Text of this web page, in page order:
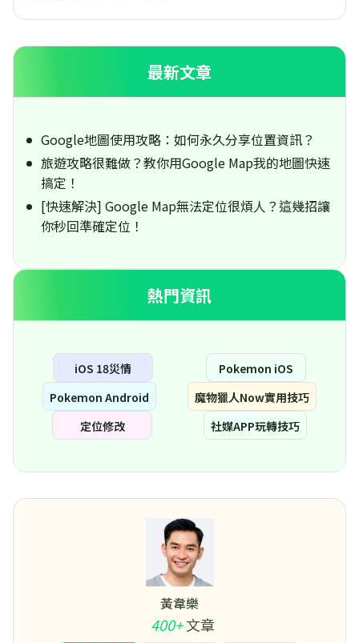
最新文章
Google地圖使用攻略：如何永久分享位置資訊？
旅遊攻略很難做？教你用Google Map我的地圖快速
搞定！
[快速解決] Google Map無法定位很煩人？這幾招讓
你秒回準確定位！
熱門資訊
iOS 18災情
Pokemon iOS
Pokemon Android
魔物獵人Now實用技巧
定位修改
社媒APP玩轉技巧
黃韋樂
400+文章